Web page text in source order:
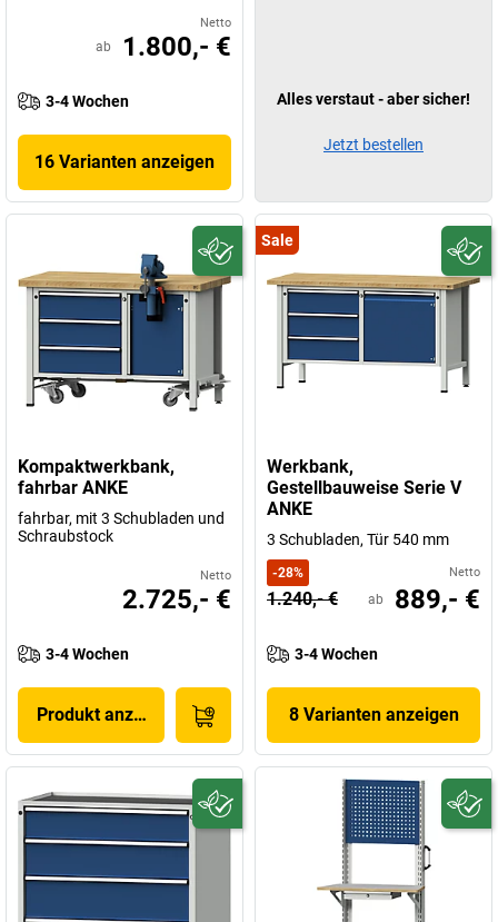
Netto
ab 1.800,- €
3-4 Wochen
16 Varianten anzeigen
Kompaktwerkbank,
fahrbar ANKE
fahrbar, mit 3 Schubladen und
Schraubstock
Netto
2.725,- €
3-4 Wochen
Produkt anzeigen
Sale
Werkbank,
Gestellbauweise Serie V
ANKE
3 Schubladen, Tür 540 mm
-28% Netto
1.240,- € ab 889,- €
3-4 Wochen
8 Varianten anzeigen
Alles verstaut - aber sicher!
Jetzt bestellen